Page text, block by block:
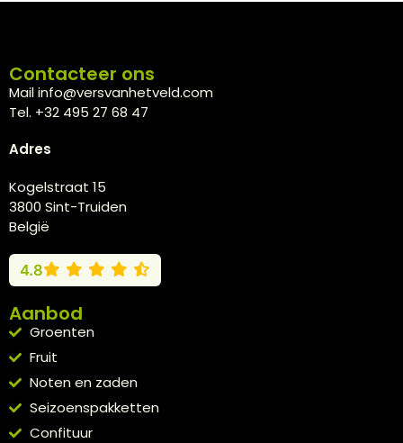
Contacteer ons
Mail info@versvanhetveld.com
Tel. +32 495 27 68 47
Adres
Kogelstraat 15
3800 Sint-Truiden
België
4.8
Aanbod
Groenten
Fruit
Noten en zaden
Seizoenspakketten
Confituur